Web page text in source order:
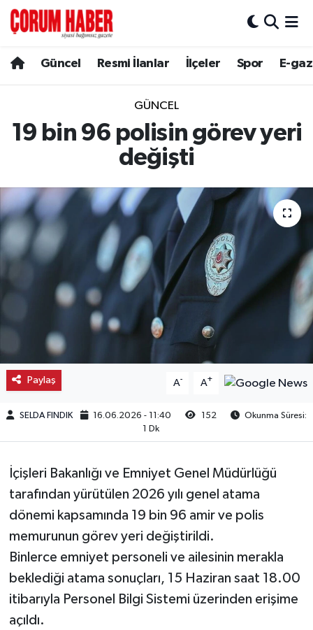
Güncel Resmi İlanlar İlçeler Spor E-
GÜNCEL
19 bin 96 polisin görev yeri
değişti
Paylaş A- A+
SELDA FINDIK 16.06.2026 - 11:40 152
Okunma Süresi:
1 Dk
İçişleri Bakanlığı ve Emniyet Genel Müdürlüğü
tarafından yürütülen 2026 yılı genel atama
dönemi kapsamında 19 bin 96 amir ve polis
memurunun görev yeri değiştirildi.
Binlerce emniyet personeli ve ailesinin merakla
beklediği atama sonuçları, 15 Haziran saat 18.00
itibarıyla Personel Bilgi Sistemi üzerinden erişime
açıldı.
Spor
Resmi İlanlar
Bayat
Boğazkale
Dodurga
İskilip
Kargı
Laçin
Mecitözü
Oğuzlar
Ortaköy
Osmancık
Sungurlu
Uğurludağ
Sağlık
Hava Durumu
Çorum Namaz Vakitleri
Süper Lig Puan Durumu ve Fikstür
Tüm Manşetler
Son Dakika Haberleri
Haber Arşivi